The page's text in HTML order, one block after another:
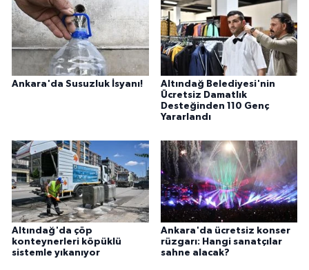
Ankara'da Susuzluk İsyanı!
Altındağ Belediyesi'nin
Ücretsiz Damatlık
Desteğinden 110 Genç
Yararlandı
Altındağ'da çöp
konteynerleri köpüklü
sistemle yıkanıyor
Ankara'da ücretsiz konser
rüzgarı: Hangi sanatçılar
sahne alacak?